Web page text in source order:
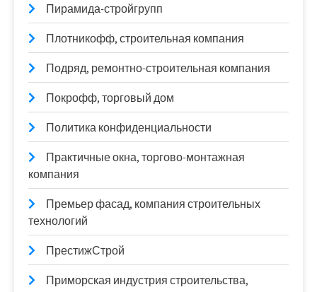
Пирамида-стройгрупп
Плотникофф, строительная компания
Подряд, ремонтно-строительная компания
Покрофф, торговый дом
Политика конфиденциальности
Практичные окна, торгово-монтажная
компания
Премьер фасад, компания строительных
технологий
ПрестижСтрой
Приморская индустрия строительства,